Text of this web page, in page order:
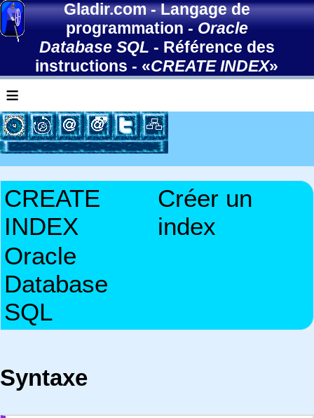
Gladir.com-Langage de
programmation-Oracle
Database SQL - Référence des
instructions - «CREATE INDEX»
≡
CREATE
INDEX
Créer un
index
Oracle
Database
SQL
Syntaxe